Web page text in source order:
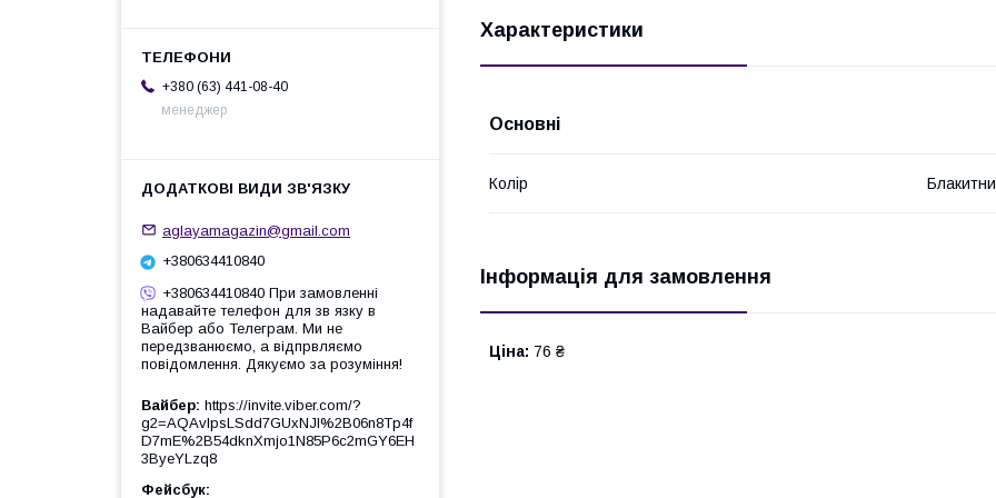
Характеристики
Основні
Колір
Інформація для замовлення
Ціна: 76 ₴
+380 (63) 441-08-40
менеджер
aglayamagazin@gmail.com
+380634410840
+380634410840 При замовленні
надавайте телефон для зв язку в
Вайбер або Телеграм. Ми не
передзванюємо, а відпрвляємо
повідомлення. Дякуємо за розуміння!
Вайбер https://invite.viber.com/?
g2=AQAvlpsLSdd7GUxNJl%2B06n8Tp4f
D7mE%2B54dknXmjo1N85P6c2mGY6EH
3ByeYLzq8
Фейсбук